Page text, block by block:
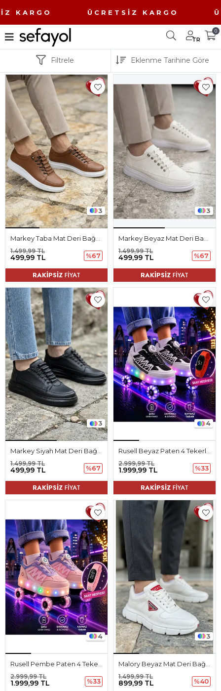
KARGO ÜCRETSİZ
TR
0
Filtrele
3
499,99 TL
1.499,99 TL
%67
RAKİPSİZ FİYAT
3
499,99 TL
1.499,99 TL
%67
RAKİPSİZ FİYAT
3
499,99 TL
1.499,99 TL
%67
RAKİPSİZ FİYAT
4
1.999,99 TL
2.999,99 TL
%33
RAKİPSİZ FİYAT
4
1.999,99 TL
2.999,99 TL
%33
3
899,99 TL
1.499,99 TL
%40